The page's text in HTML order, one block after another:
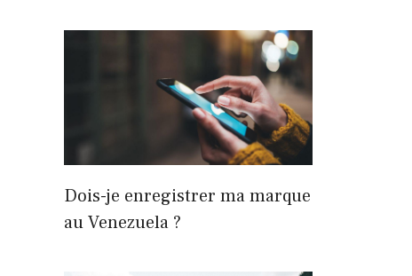
Dois-je enregistrer ma marque
au Venezuela ?